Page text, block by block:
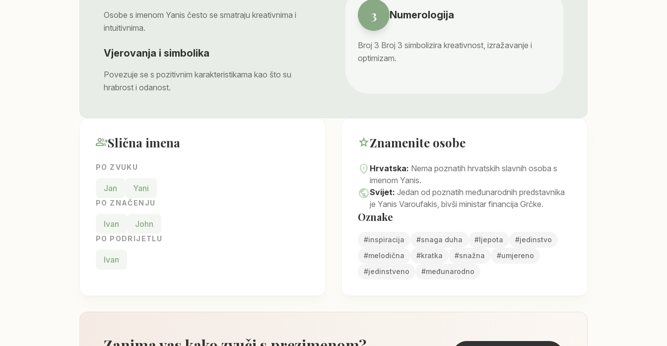
Osobe s imenom Yanis često se smatraju kreativnima i
intuitivnima.
Vjerovanja i simbolika
Povezuje se s pozitivnim karakteristikama kao što su
hrabrost i odanost.
3 Numerologija
Broj 3 Broj 3 simbolizira kreativnost, izražavanje i
optimizam.
group_addSlična imena
PO ZVUKU
Jan Yani
PO ZNAČENJU
Ivan John
PO PODRIJETLU
Ivan
starZnamenite osobe
location_on Hrvatska: Nema poznatih hrvatskih slavnih osoba s
imenom Yanis.
publicSvijet: Jedan od poznatih međunarodnih predstavnika
je Yanis Varoufakis, bivši ministar financija Grčke.
Oznake
#inspiracija #snaga duha #ljepota #jedinstvo
#melodična #kratka #snažna #umjereno
#jedinstveno #međunarodno